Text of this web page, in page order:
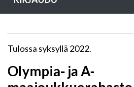
Tulossa syksyllä 2022.
Olympia- ja A-